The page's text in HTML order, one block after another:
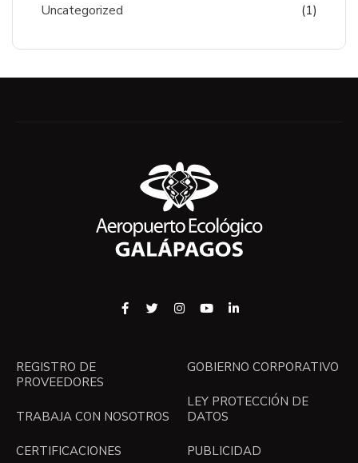
Uncategorized (1)
REGISTRO DE
PROVEEDORES
TRABAJA CON NOSOTROS
CERTIFICACIONES
GOBIERNO CORPORATIVO
LEY PROTECCIÓN DE
DATOS
PUBLICIDAD